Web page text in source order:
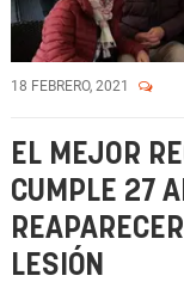
18 FEBRERO, 2021
EL MEJOR
CUMPLE 27
LESIÓN